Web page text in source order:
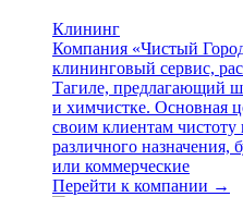
Клининг
Компания «Чистый
клининговый сервис,
Тагиле, предлагающий
и химчистке. Основная
своим клиентам
различного назначения,
или коммерческие
Перейти к компании →